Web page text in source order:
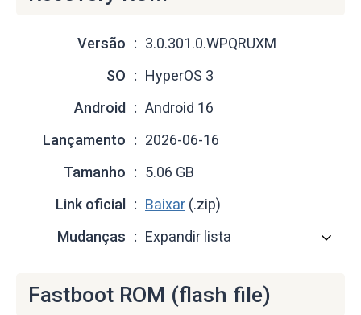
Versão
3.0.301.0.WPQRUXM
SO
HyperOS 3
Android
Android 16
Lançamento
2026-06-16
Tamanho
5.06 GB
Link oficial
Baixar (.zip)
Mudanças
Expandir lista
Fastboot ROM (flash file)